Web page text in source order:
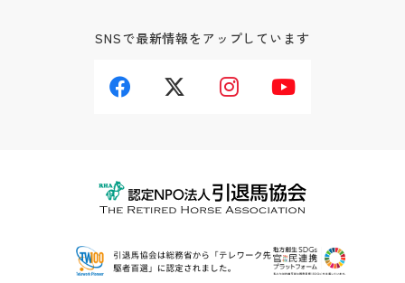
SNSで最新情報をアップしています